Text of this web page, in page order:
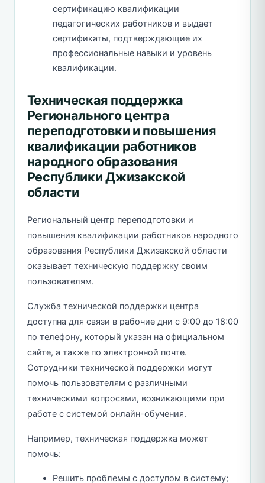
сертификацию квалификации
педагогических работников и выдает
сертификаты, подтверждающие их
профессиональные навыки и уровень
квалификации.
Техническая поддержка
Регионального центра
переподготовки и повышения
квалификации работников
народного образования
Республики Джизакской
области
Региональный центр переподготовки и
повышения квалификации работников народного
образования Республики Джизакской области
оказывает техническую поддержку своим
пользователям.
Служба технической поддержки центра
доступна для связи в рабочие дни с 9:00 до 18:00
по телефону, который указан на официальном
сайте, а также по электронной почте.
Сотрудники технической поддержки могут
помочь пользователям с различными
техническими вопросами, возникающими при
работе с системой онлайн-обучения.
Например, техническая поддержка может
помочь:
Решить проблемы с доступом в систему;